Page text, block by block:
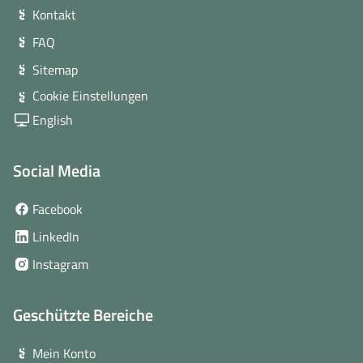
Kontakt
FAQ
Sitemap
Cookie Einstellungen
English
Social Media
Facebook
Fenster)
LinkedIn
neuem
Instagram(öffnet
Fenster)
Geschützte Bereiche
Mein Konto